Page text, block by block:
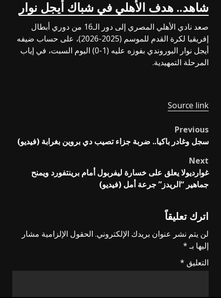
شاهد.. هدف الأهلي في شباك أيجل نوار
صعد نادي الأهلي المصري إلى دور الـ16 من دوري أبطال
إفريقيا لكرة القدم للموسم (2025-2026)، على حساب ضيفه
أيجل نوار البوروندي بفوزه عليه (1-0) اليوم السبت، في إياب
المرحلة التمهيدية.
Source link
Post
navigation
Previous
سجل وغادر باكيا.. ضربة جزاء تصيب دي بروين بغرابة (فيديو)
Next
غوارديولا يعلق على خسارة ليفربول أمام برينتفورد ويمنح
جماهير “الريدز” جرعة أمل (فيديو)
اترك تعليقاً
لن يتم نشر عنوان بريدك الإلكتروني. الحقول الإلزامية مشار
إليها بـ*
التعليق *